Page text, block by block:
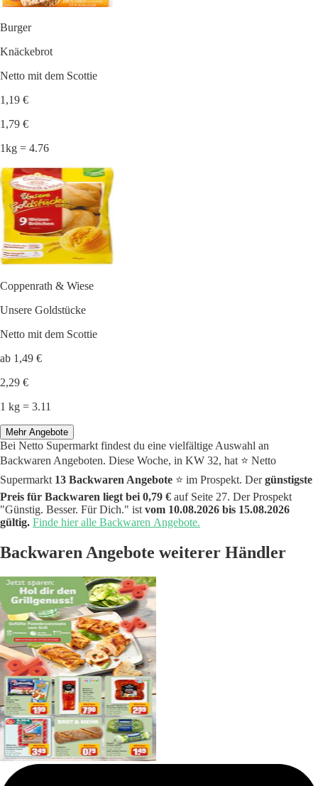
Burger
Knäckebrot
Netto mit dem Scottie
1,19 €
1,79 €
1kg = 4.76
Coppenrath & Wiese
Unsere Goldstücke
Netto mit dem Scottie
ab 1,49 €
2,29 €
1 kg = 3.11
Mehr Angebote
Bei Netto Supermarkt findest du eine vielfältige Auswahl an
Backwaren Angeboten. Diese Woche, in KW 32, hat ⭐️ Netto
Supermarkt 13 Backwaren Angebote ⭐️ im Prospekt. Dergünstigste
Preis für Backwaren liegt bei 0,79 € auf Seite 27. Der Prospekt
"Günstig. Besser. Für Dich." ist vom 10.08.2026 bis 15.08.2026
gültig. Finde hier alle Backwaren Angebote.
Backwaren Angebote weiterer Händler